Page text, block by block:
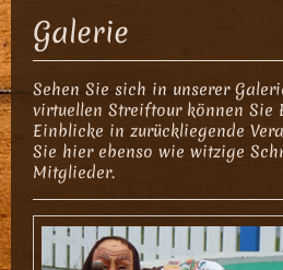
Galerie
Sehen Sie sich in unserer
virtuellen Streiftour können Sie
Einblicke in zurückliegende
Sie hier ebenso wie witzige
Mitglieder.